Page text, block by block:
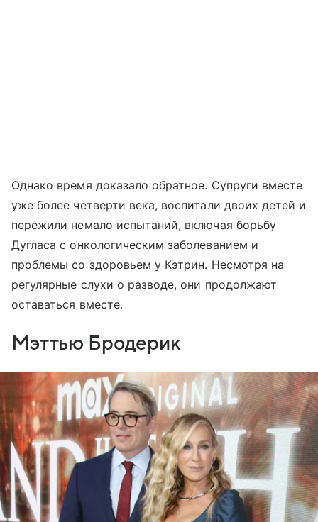
Однако время доказало обратное. Супруги вместе
уже более четверти века, воспитали двоих детей и
пережили немало испытаний, включая борьбу
Дугласа с онкологическим заболеванием и
проблемы со здоровьем у Кэтрин. Несмотря на
регулярные слухи о разводе, они продолжают
оставаться вместе.
Мэттью Бродерик